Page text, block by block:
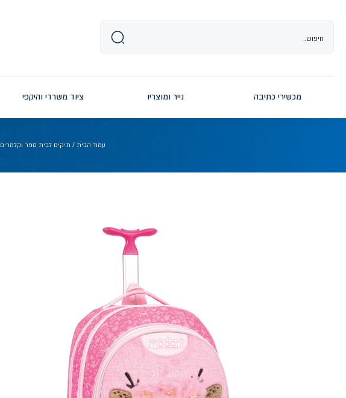
מכשירי כתיבה נייר ומוצריו ציוד משרדי והיקפי
עמוד הבית / תיקים לבית ספר וקלמרים